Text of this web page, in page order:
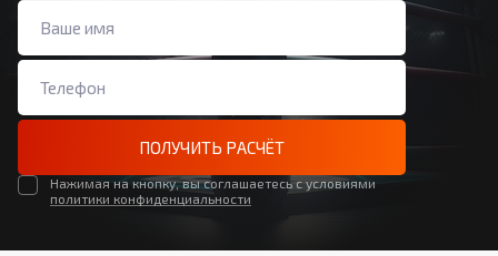
ПОЛУЧИТЬ РАСЧЁТ
Нажимая на кнопку, вы соглашаетесь с условиями
политики конфиденциальности